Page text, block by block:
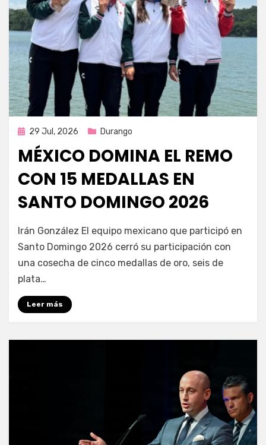
Publicada
29 Jul, 2026 Durango
MÉXICO DOMINA EL REMO
CON 15 MEDALLAS EN
SANTO DOMINGO 2026
por Fernando Miranda Servín
Irán González El equipo mexicano que participó en
Santo Domingo 2026 cerró su participación con
una cosecha de cinco medallas de oro, seis de
plata…
Leer más